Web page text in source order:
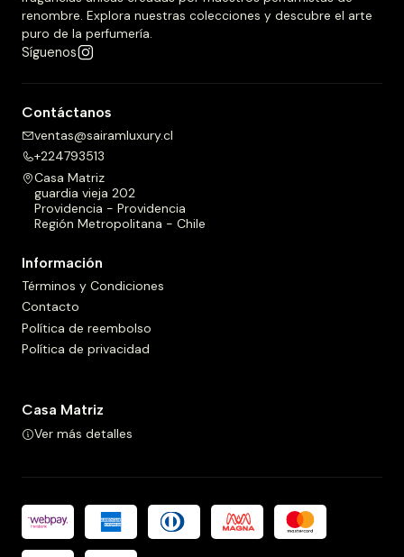
renombre. Explora nuestras colecciones y descubre el arte
puro de la perfumería.
Síguenos
Contáctanos
ventas@sairamluxury.cl
+224793513
Casa Matriz
guardia vieja 202
Providencia - Providencia
Región Metropolitana - Chile
Información
Términos y Condiciones
Contacto
Política de reembolso
Política de privacidad
Casa Matriz
Ver más detalles